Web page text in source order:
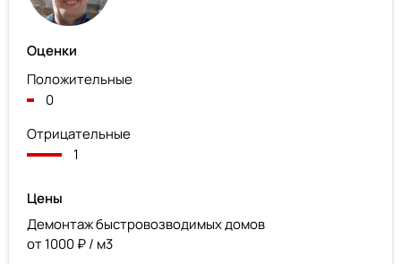
Оценки
Положительные
0
Отрицательные
1
Цены
Демонтаж быстровозводимых домов
от 1000 ₽ / м3